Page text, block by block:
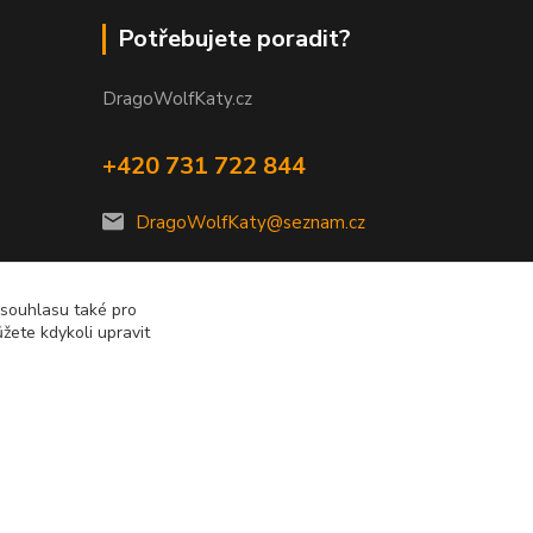
Potřebujete poradit?
DragoWolfKaty.cz
+420 731 722 844
DragoWolfKaty@seznam.cz
také pro
kdykoli upravit